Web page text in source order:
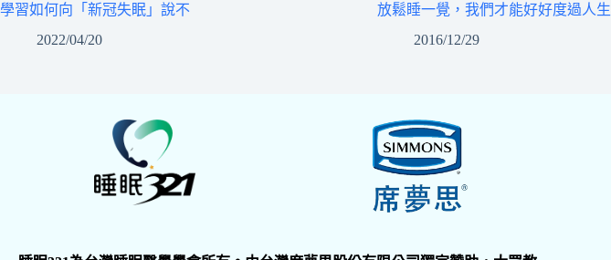
學習如何向「新冠失眠」說不
2022/04/20
放鬆睡一覺，我們才能好好度過人生
2016/12/29